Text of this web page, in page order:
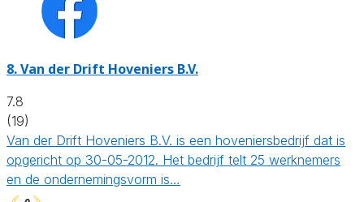
8.Van der Drift Hoveniers B.V.
7.8
(19)
Van der Drift Hoveniers B.V. is een hoveniersbedrijf dat is
opgericht op 30-05-2012. Het bedrijf telt 25 werknemers
en de ondernemingsvorm is…